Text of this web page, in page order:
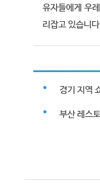
유자들에게 우
리잡고 있습니
경기 지역
부산 레스